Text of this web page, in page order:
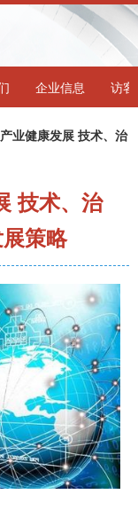
企业信息 访客
业健康发展 技术、治
技术、治
策略